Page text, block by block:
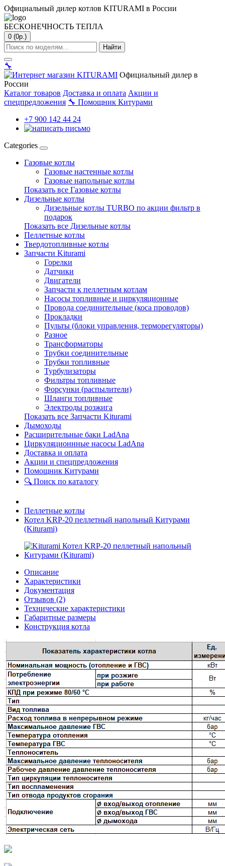
Официальный дилер котлов KITURAMI в России
БЕСКОНЕЧНОСТЬ ТЕПЛА
0 (0р.)
Найти
🔧
Официальный дилер в
России
Каталог товаров Доставка и оплата Акции и
спецпредложения 🔧 Помощник Китурами
+7 900 142 44 24
Categories
Газовые котлы
Газовые настенные котлы
Газовые напольные котлы
Показать все Газовые котлы
Дизельные котлы
Дизельные котлы TURBO по акции фильтр в
подарок
Показать все Дизельные котлы
Пеллетные котлы
Твердотопливные котлы
Запчасти Kiturami
Горелки
Датчики
Двигатели
Запчасти к пеллетным котлам
Насосы топливные и циркуляционные
Провода соединительные (коса проводов)
Прокладки
Пульты (блоки управления, терморегуляторы)
Разное
Трансформаторы
Трубки соединительные
Трубки топливные
Турбулизаторы
Фильтры топливные
Форсунки (распылители)
Шланги топливные
Электроды розжига
Показать все Запчасти Kiturami
Дымоходы
Расширительные баки LadAna
Циркуляционнные насосы LadAna
Доставка и оплата
Акции и спецпредложения
Помощник Китурами
🔍 Поиск по каталогу
Пеллетные котлы
Котел KRP-20 пеллетный напольный Китурами
(Kiturami)
Описание
Характеристики
Документация
Отзывов (2)
Технические характеристики
Габаритные размеры
Конструкция котла